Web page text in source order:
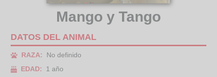
Mango y Tango
DATOS DEL ANIMAL
RAZA:
No definido
EDAD:
1 año